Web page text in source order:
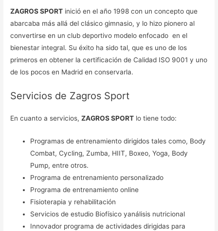
ZAGROS SPORT inició en el año 1998 con un concepto que
abarcaba más allá del clásico gimnasio, y lo hizo pionero al
convertirse en un club deportivo modelo enfocado en el
bienestar integral. Su éxito ha sido tal, que es uno de los
primeros en obtener la certificación de Calidad ISO 9001 y uno
de los pocos en Madrid en conservarla.
Servicios de Zagros Sport
En cuanto a servicios,ZAGROS SPORT lo tiene todo:
Programas de entrenamiento dirigidos tales como, Body
Combat, Cycling, Zumba, HIIT, Boxeo, Yoga, Body
Pump, entre otros.
Programa de entrenamiento personalizado
Programa de entrenamiento online
Fisioterapia y rehabilitación
Servicios de estudio Biofísico yanálisis nutricional
Innovador programa de actividades dirigidas para